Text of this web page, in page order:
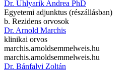
Dr. Uhlyarik Andrea PhD
Egyetemi adjunktus (részállásban)
b. Rezidens orvosok
Dr. Arnold Marchis
klinikai orvos
marchis.arnoldsemmelweis.hu
marchis.arnoldsemmelweis.hu
Dr. Bánfalvi Zoltán